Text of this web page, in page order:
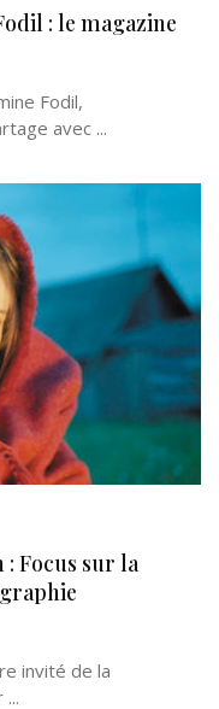
: le magazine
Fodil,
avec ...
: Focus sur la
invité de la